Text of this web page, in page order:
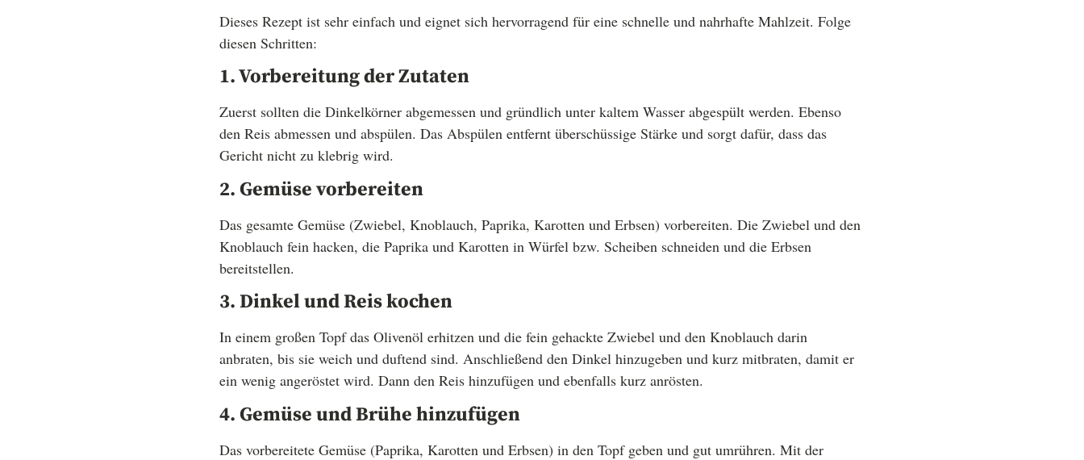
Dieses Rezept ist sehr einfach und eignet sich hervorragend für eine schnelle und nahrhafte Mahlzeit. Folge
diesen Schritten:
1. Vorbereitung der Zutaten
Zuerst sollten die Dinkelkörner abgemessen und gründlich unter kaltem Wasser abgespült werden. Ebenso
den Reis abmessen und abspülen. Das Abspülen entfernt überschüssige Stärke und sorgt dafür, dass das
Gericht nicht zu klebrig wird.
2. Gemüse vorbereiten
Das gesamte Gemüse (Zwiebel, Knoblauch, Paprika, Karotten und Erbsen) vorbereiten. Die Zwiebel und den
Knoblauch fein hacken, die Paprika und Karotten in Würfel bzw. Scheiben schneiden und die Erbsen
bereitstellen.
3. Dinkel und Reis kochen
In einem großen Topf das Olivenöl erhitzen und die fein gehackte Zwiebel und den Knoblauch darin
anbraten, bis sie weich und duftend sind. Anschließend den Dinkel hinzugeben und kurz mitbraten, damit er
ein wenig angeröstet wird. Dann den Reis hinzufügen und ebenfalls kurz anrösten.
4. Gemüse und Brühe hinzufügen
Das vorbereitete Gemüse (Paprika, Karotten und Erbsen) in den Topf geben und gut umrühren. Mit der